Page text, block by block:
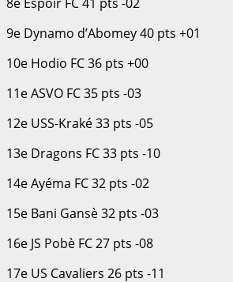
9e Dynamo d’Abomey 40 pts +01
10e Hodio FC 36 pts +00
11e ASVO FC 35 pts -03
12e USS-Kraké 33 pts -05
13e Dragons FC 33 pts -10
14e Ayéma FC 32 pts -02
15e Bani Gansè 32 pts -03
16e JS Pobè FC 27 pts -08
17e US Cavaliers 26 pts -11